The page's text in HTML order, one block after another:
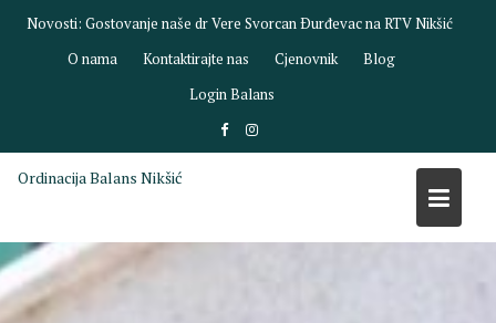
Novosti: Gostovanje naše dr Vere Svorcan Ðurđevac na RTV Nikšić
O nama
Kontaktirajte nas Cjenovnik
Blog
Login Balans
Ordinacija Balans Nikšić